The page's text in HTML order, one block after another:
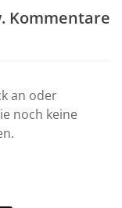
Kommentare
an oder
noch keine